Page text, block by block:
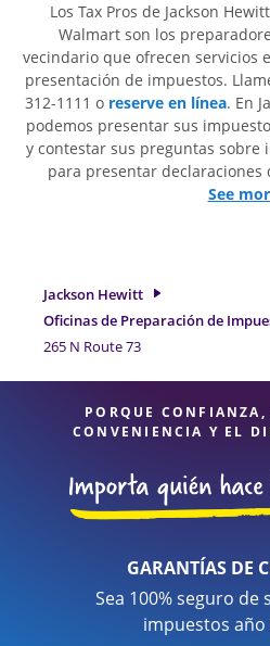
Los Tax Pros de Jackson
Walmart son ​​los
vecindario que ofrecen servicios
presentación de impuestos.
312-1111 o reserve en línea. En
podemos presentar sus
y contestar sus preguntas sobre
para presentar declaraciones
situaciones más complejas,
necesita servicios de
NJ, la ubicación de Jackson
opción excelente. Con nuestros
impuestos, atención al detalle
See
Jackson Hewitt
Oficinas de Preparación de
265 N Route 73
PORQUE
CONVENIENCIA Y EL
GARANTÍAS DE
Sea 100% seguro de
impuestos